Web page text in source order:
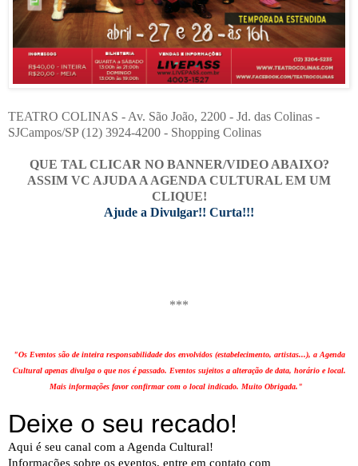
TEATRO COLINAS - Av. São João, 2200 - Jd. das Colinas -
SJCampos/SP (12) 3924-4200 - Shopping Colinas
QUE TAL CLICAR NO BANNER/VIDEO ABAIXO?
ASSIM VC AJUDA A AGENDA CULTURAL EM UM
CLIQUE!
Ajude a Divulgar!! Curta!!!
***
"Os Eventos são de inteira responsabilidade dos envolvidos (estabelecimento, artistas...), a Agenda
Cultural apenas divulga o que nos é passado. Eventos sujeitos a alteração de data, horário e local.
Mais informações favor confirmar com o local indicado. Muito Obrigada."